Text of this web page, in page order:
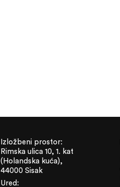
Izložbeni prostor:
Rimska ulica 10, 1. kat
(Holandska kuća),
44000 Sisak
Ured: